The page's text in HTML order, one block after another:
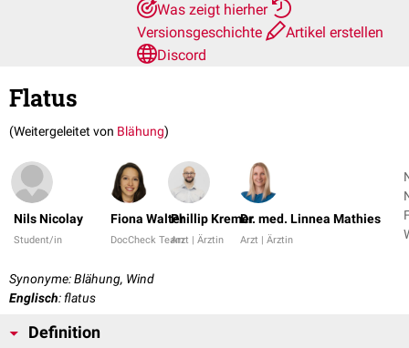
Was zeigt hierher
Versionsgeschichte
Artikel erstellen
Discord
Flatus
(Weitergeleitet von Blähung)
Nils Nicolay
Student/in
Fiona Walter
DocCheck Team
Phillip Kremer
Arzt | Ärztin
Dr. med. Linnea Mathies
Arzt | Ärztin
Synonyme: Blähung, Wind
Englisch: flatus
Definition